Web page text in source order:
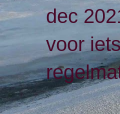
dec
voor